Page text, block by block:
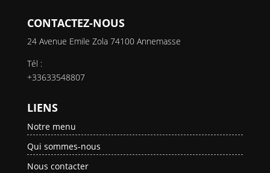
CONTACTEZ-NOUS
24 Avenue Emile Zola 74100 Annemasse
Tél :
+33633548807
LIENS
Notre menu
Qui sommes-nous
Nous contacter